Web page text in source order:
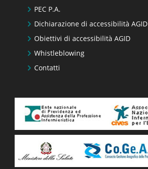
PEC P.A.
Dichiarazione di accessibilità AGID
Obiettivi di accessibilità AGID
Whistleblowing
Contatti